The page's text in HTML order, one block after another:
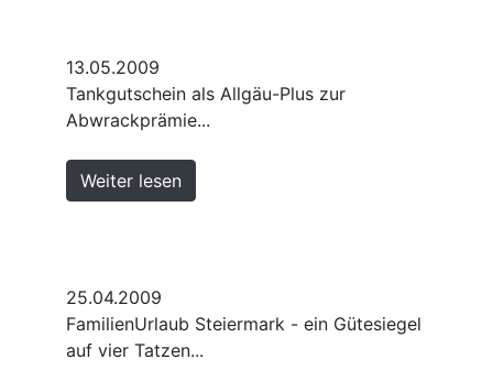
13.05.2009
Tankgutschein als Allgäu-Plus zur
Abwrackprämie...
Weiter lesen
25.04.2009
FamilienUrlaub Steiermark - ein Gütesiegel
auf vier Tatzen...